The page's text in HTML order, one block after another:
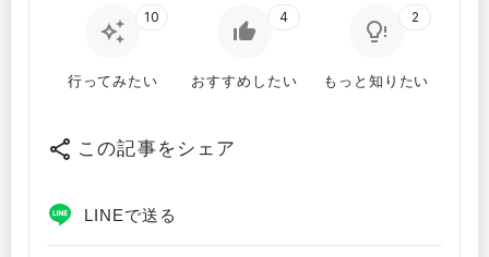
行ってみたい
10
おすすめしたい
4
もっと知りたい
2
この記事をシェア
LINEで送る